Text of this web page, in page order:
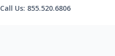
Call Us: 855.520.6806